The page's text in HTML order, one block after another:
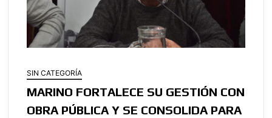
SIN CATEGORÍA
MARINO FORTALECE SU GESTIÓN CON
OBRA PÚBLICA Y SE CONSOLIDA PARA